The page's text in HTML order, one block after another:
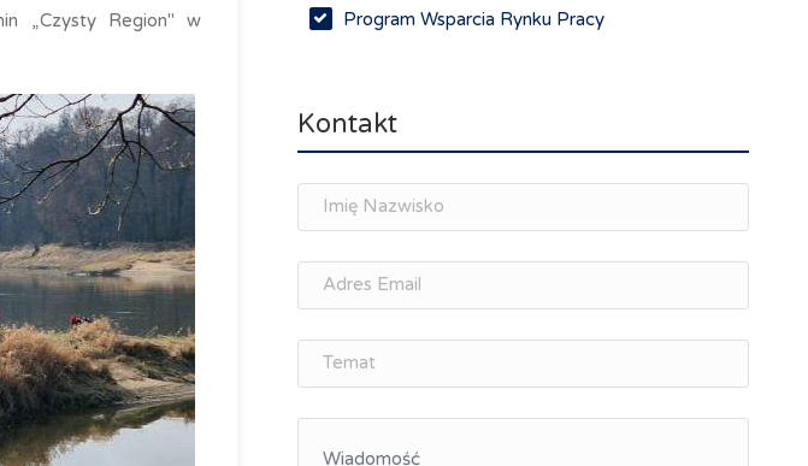
„Czysty Region" w
Program Wsparcia Rynku Pracy
Spotkania branżowe
osobisty
Memorandum Gospodarcze PL-CZ
Śląskie Porozumienie Gospodarcze
ŚLĄSK.ONLINE
Integracja
Kontakt